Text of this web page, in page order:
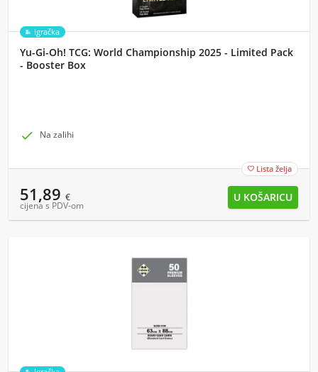
Igračka
Yu-Gi-Oh! TCG: World Championship 2025 - Limited Pack
- Booster Box
 Na zalihi
 Lista želja
51,89 €
cijena s PDV-om